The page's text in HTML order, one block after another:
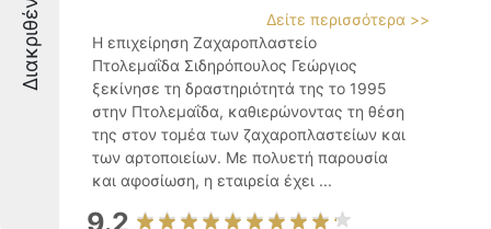
Διακριθέντες
Δείτε περισσότερα >>
Η επιχείρηση Ζαχαροπλαστείο
Πτολεμαΐδα Σιδηρόπουλος Γεώργιος
ξεκίνησε τη δραστηριότητά της το 1995
στην Πτολεμαΐδα, καθιερώνοντας τη θέση
της στον τομέα των ζαχαροπλαστείων και
των αρτοποιείων. Με πολυετή παρουσία
και αφοσίωση, η εταιρεία έχει ...
9.2